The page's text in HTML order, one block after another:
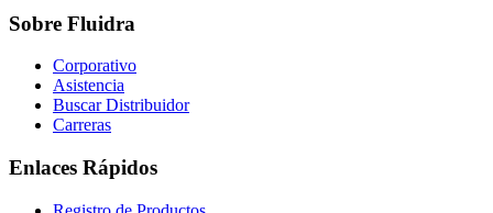
Sobre Fluidra
Corporativo
Asistencia
Buscar Distribuidor
Carreras
Enlaces Rápidos